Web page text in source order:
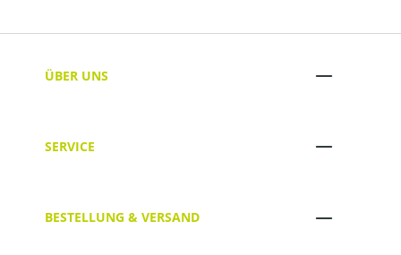
ÜBER UNS
SERVICE
BESTELLUNG & VERSAND